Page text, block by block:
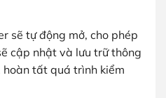
sẽ tự động mở, cho phép
cập nhật và lưu trữ thông
tất quá trình kiểm